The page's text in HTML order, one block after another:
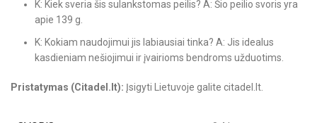
K: Kiek sveria šis sulankstomas peilis? A: Šio peilio svoris yra
apie 139 g.
K: Kokiam naudojimui jis labiausiai tinka? A: Jis idealus
kasdieniam nešiojimui ir įvairioms bendroms užduotims.
Pristatymas (Citadel.lt): Įsigyti Lietuvoje galite citadel.lt.